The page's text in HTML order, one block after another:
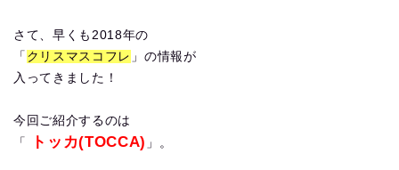
さて、早くも2018年の
「 クリスマスコフレ 」の情報が
入ってきました！
今回ご紹介するのは
「
トッカ(TOCCA) 」。